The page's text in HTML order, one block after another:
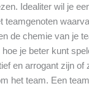
Idealiter wil je
teamgenoten
de chemie van je
je beter kunt
en arrogant zijn
het team. Een